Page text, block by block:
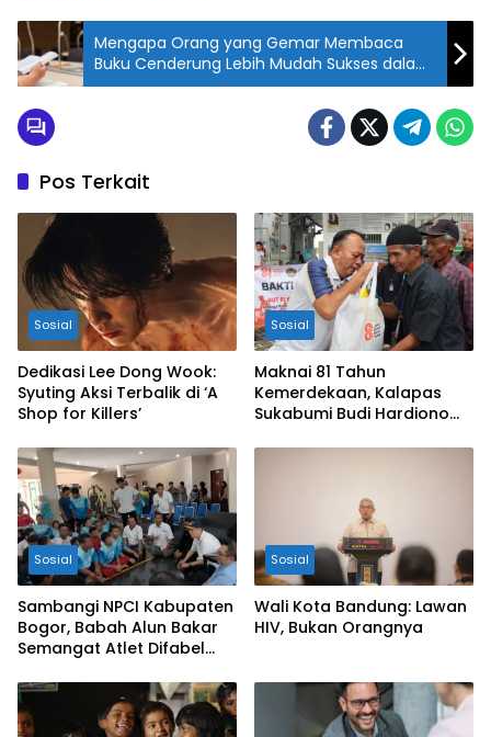
Mengapa Orang yang Gemar Membaca
Buku Cenderung Lebih Mudah Sukses dalam
Karier?
Pos Terkait
Sosial
Dedikasi Lee Dong Wook:
Syuting Aksi Terbalik di ‘A
Shop for Killers’
Sosial
Maknai 81 Tahun
Kemerdekaan, Kalapas
Sukabumi Budi Hardiono
Bantuan ke Panti Asuhan
Sosial
Sambangi NPCI Kabupaten
Bogor, Babah Alun Bakar
Semangat Atlet Difabel
Sosial
Wali Kota Bandung: Lawan
HIV, Bukan Orangnya